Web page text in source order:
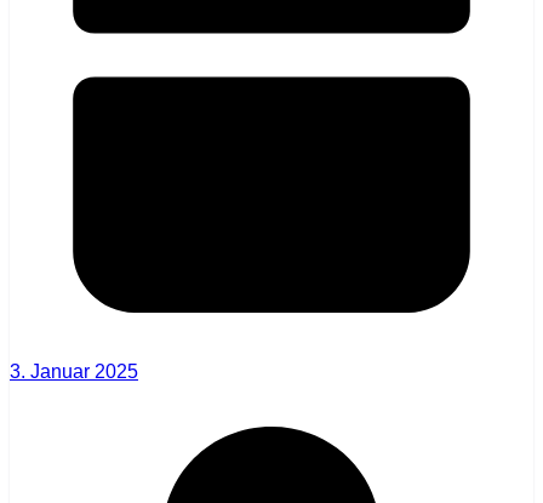
3. Januar 2025